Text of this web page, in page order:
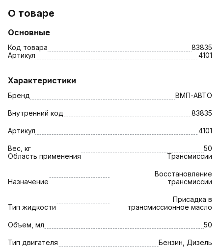
О товаре
Основные
Код товара
83835
Артикул
4101
Характеристики
Бренд ВМП-АВТО
Внутренний код 83835
Артикул 4101
Вес, кг
50
Область применения
Трансмиссии
Назначение
Восстановление
трансмиссии
Тип жидкости
Присадка в
трансмиссионное масло
Объем, мл 50
Тип двигателя Бензин, Дизель